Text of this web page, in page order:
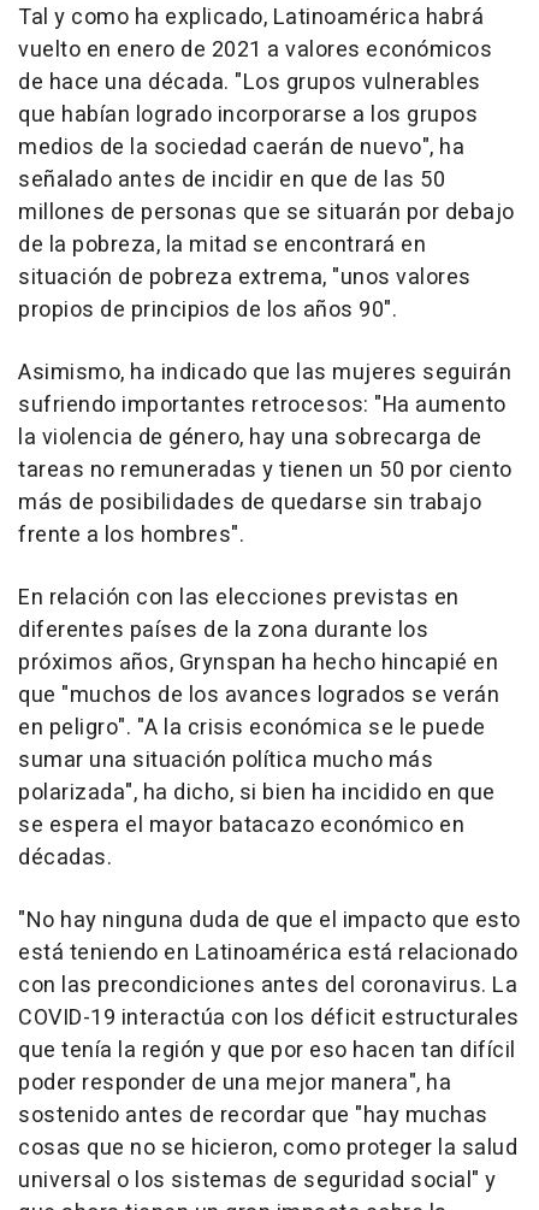
Tal y como ha explicado, Latinoamérica habrá
vuelto en enero de 2021 a valores económicos
de hace una década. "Los grupos vulnerables
que habían logrado incorporarse a los grupos
medios de la sociedad caerán de nuevo", ha
señalado antes de incidir en que de las 50
millones de personas que se situarán por debajo
de la pobreza, la mitad se encontrará en
situación de pobreza extrema, "unos valores
propios de principios de los años 90".
Asimismo, ha indicado que las mujeres seguirán
sufriendo importantes retrocesos: "Ha aumento
la violencia de género, hay una sobrecarga de
tareas no remuneradas y tienen un 50 por ciento
más de posibilidades de quedarse sin trabajo
frente a los hombres".
En relación con las elecciones previstas en
diferentes países de la zona durante los
próximos años, Grynspan ha hecho hincapié en
que "muchos de los avances logrados se verán
en peligro". "A la crisis económica se le puede
sumar una situación política mucho más
polarizada", ha dicho, si bien ha incidido en que
se espera el mayor batacazo económico en
décadas.
"No hay ninguna duda de que el impacto que esto
está teniendo en Latinoamérica está relacionado
con las precondiciones antes del coronavirus. La
COVID-19 interactúa con los déficit estructurales
que tenía la región y que por eso hacen tan difícil
poder responder de una mejor manera", ha
sostenido antes de recordar que "hay muchas
cosas que no se hicieron, como proteger la salud
universal o los sistemas de seguridad social" y